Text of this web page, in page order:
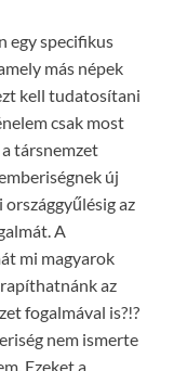
egy specifikus
más népek
kell tudatosítani
csak most
társnemzet
új
az
A
mi magyarok
az
fogalmával is?!?
nem ismerte
Ezeket a